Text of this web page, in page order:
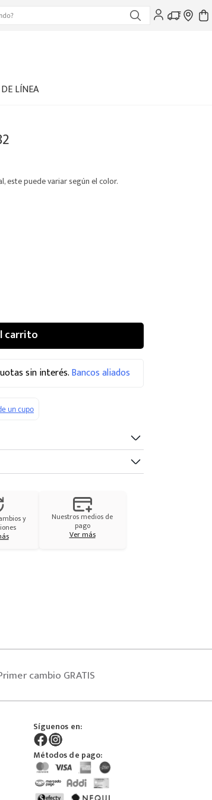
LÍNEA
este puede variar según el color.
carrito
sin interés.Bancos aliados
y Nuestros medios de
pago
Ver más
cambio GRATIS
Síguenos en:
Métodos de pago: